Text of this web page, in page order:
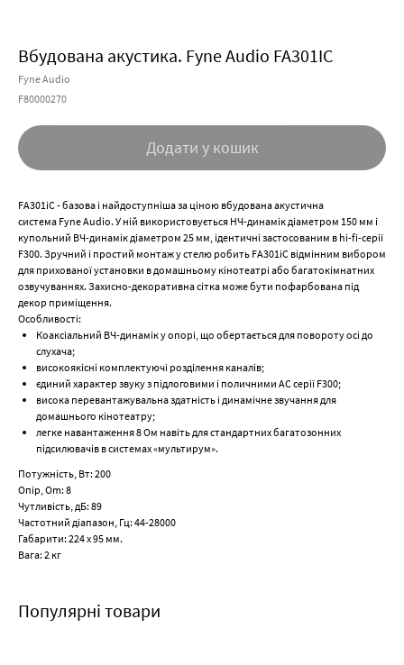
Вбудована акустика. Fyne Audio FA301IC
Fyne Audio
F80000270
Додати у кошик
FA301iC - базова і найдоступніша за ціною вбудована акустична
система Fyne Audio. У ній використовується НЧ-динамік діаметром 150 мм і
купольний ВЧ-динамік діаметром 25 мм, ідентичні застосованим в hi-fi-серії
F300. Зручний і простий монтаж у стелю робить FA301iC відмінним вибором
для прихованої установки в домашньому кінотеатрі або багатокімнатних
озвучуваннях. Захисно-декоративна сітка може бути пофарбована під
декор приміщення.
Особливості:
Коаксіальний ВЧ-динамік у опорі, що обертається для повороту осі до
слухача;
високоякісні комплектуючі розділення каналів;
єдиний характер звуку з підлоговими і поличними АС серії F300;
висока перевантажувальна здатність і динамічне звучання для
домашнього кінотеатру;
легке навантаження 8 Ом навіть для стандартних багатозонних
підсилювачів в системах «мультирум».
Потужність, Вт: 200
Опір, Om: 8
Чутливість, дБ: 89
Частотний діапазон, Гц: 44-28000
Габарити: 224 х 95 мм.
Вага: 2 кг
Популярні товари